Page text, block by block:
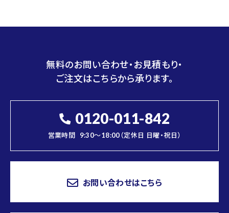
無料のお問い合わせ・お見積もり・
ご注文はこちらから承ります。
0120-011-842
営業時間 9:30～18:00（定休日 日曜・祝日）
お問い合わせはこちら